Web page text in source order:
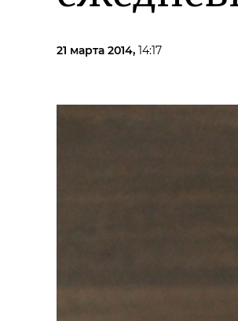
21 марта 2014, 14:17